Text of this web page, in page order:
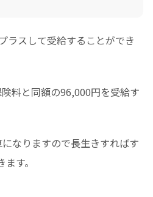
ラスして受給することができ
料と同額の96,000円を受給す
なりますので長生きすればす
す。